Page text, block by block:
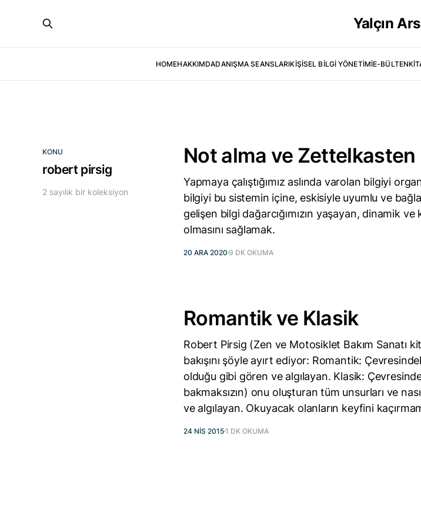
Yalçın
HOMEHAKKIMDADANIŞMA SEANSLARIKIŞISEL BILGI YÖNETIMIE-BÜLTEN
KONU
robert pirsig
2 sayılık bir koleksiyon
Not alma ve Zettelkasten
Yapmaya çalıştığımız aslında varolan bilgiyi
bilgiyi bu sistemin içine, eskisiyle uyumlu ve
gelişen bilgi dağarcığımızın yaşayan, dinamik
olmasını sağlamak.
20 ARA 2020 9 DK OKUMA
Romantik ve Klasik
Robert Pirsig (Zen ve Motosiklet Bakım Sanatı
bakışını şöyle ayırt ediyor: Romantik:
olduğu gibi gören ve algılayan. Klasik:
bakmaksızın) onu oluşturan tüm unsurları ve
ve algılayan. Okuyacak olanların keyfini
24 NIS 20151 DK OKUMA